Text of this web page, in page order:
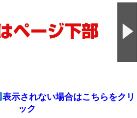
表示されない場合はこちらをクリ
ック